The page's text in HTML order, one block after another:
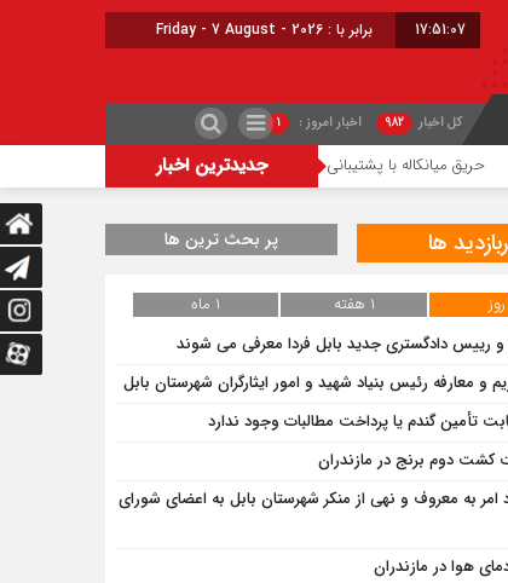
17:51:07 برابر با : Friday - 7 August - 2026
کل اخبار ۹۸۲ اخبار امروز : ۱
جدیدترین اخبار با پشتیبانی هوایی مهار شد شعله‌ور شدن مجدد حریق در میانکاله
ها پر بحث ترین ها
۱ هفته
۱ ماه
و رییس دادگستری جدید بابل فردا معرفی می شوند
و معارفه رئیس بنیاد شهید و امور ایثارگران شهرستان بابل
تأمین گندم یا پرداخت مطالبات وجود ندارد
کشت دوم برنج در مازندران
امر به معروف و نهی از منکر شهرستان بابل به اعضای شورای
هوا در مازندران